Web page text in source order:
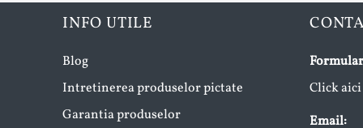
INFO UTILE
Blog
Intretinerea produselor pictate
Garantia produselor
Click aici
Email: